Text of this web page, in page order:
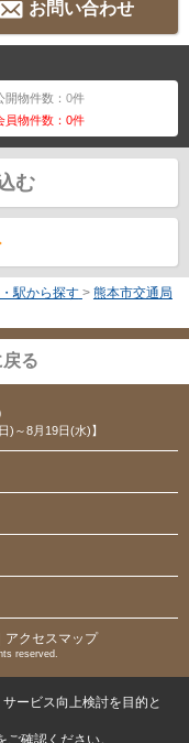
お問い合わせ
開物件数：0件
員物件数：0件
む
駅から探す > 熊本市交通局
る
)～8月19日(水)】
アクセスマップ
reserved.
ービス向上検討を目的と
ご確認ください。